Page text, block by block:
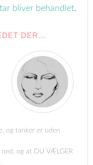
bliver behandlet.
DER…
og tanker er uden
og at DU VÆLGER